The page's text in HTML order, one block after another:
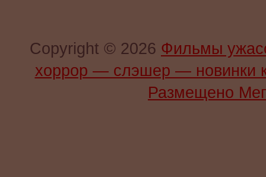
Copyright © 2026 Фильмы
хоррор — слэшер —
Размещено